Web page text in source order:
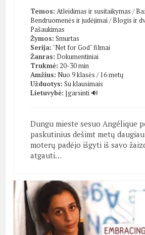
Temos: Atleidimas ir susitaikymas /
Bendruomenės ir judėjimai/Blogis ir
Pašaukimas
Žymos: Smurtas
Serija: "Net for God" filmai
Žanras: Dokumentiniai
Trukmė: 20-30 min
Amžius: Nuo 9 klasės / 16 metų
Užduotys: Su klausimais
Lietuvybė: Įgarsinti 🔊
Dungu mieste sesuo Angélique
paskutinius dešimt metų
moterų padėjo išgyti iš savo
atgauti…